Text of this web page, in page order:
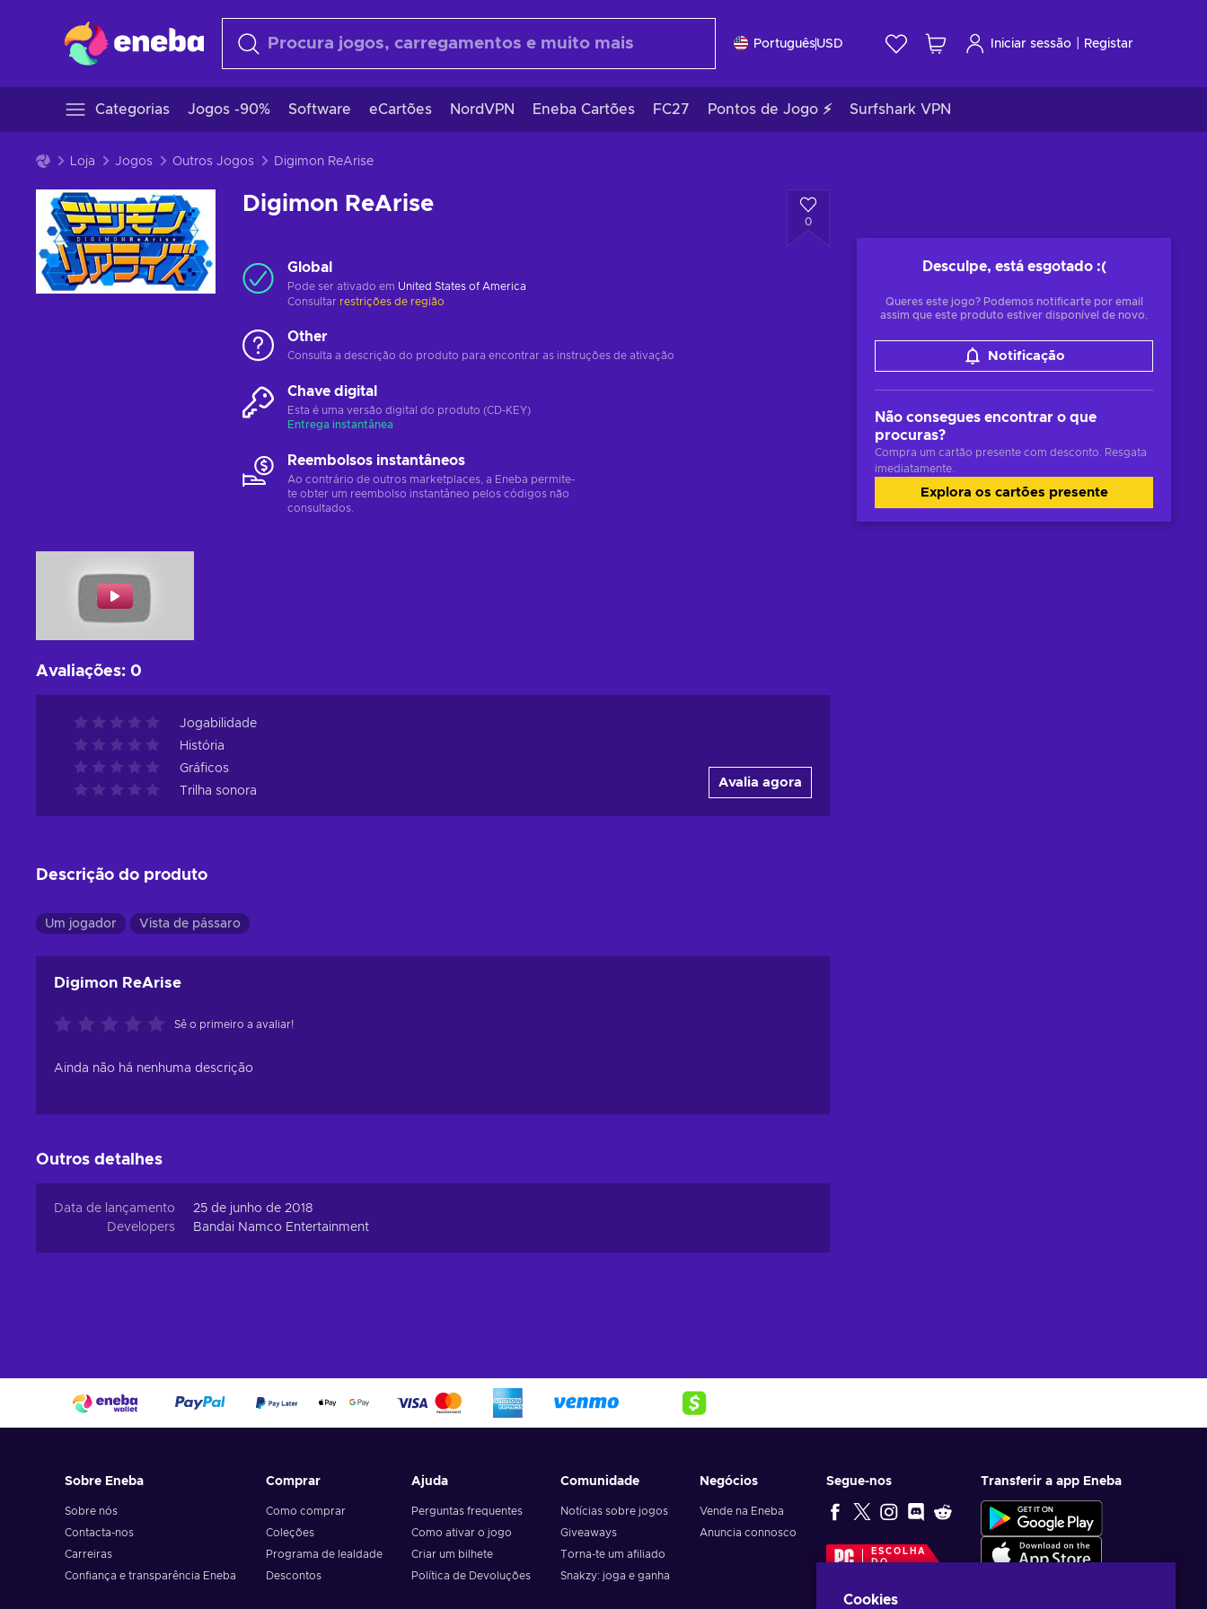
PortuguêsUSD Iniciar sessão Registar
Categorias Jogos -90% Software eCartões NordVPN Eneba Cartões FC27 Pontos de Jogo ⚡ Surfshark VPN
Loja Jogos Outros Jogos Digimon ReArise
Digimon ReArise
0
Desculpe, está esgotado :(
Queres este jogo? Podemos notificarte por email
assim que este produto estiver disponível de novo.
Notificação
Não consegues encontrar o que
procuras?
Compra um cartão presente com desconto. Resgata
imediatamente.
Explora os cartões presente
Global
Pode ser ativado em United States of America
Consultar restrições de região
Other
Consulta a descrição do produto para encontrar as instruções de ativação
Chave digital
Esta é uma versão digital do produto (CD-KEY)
Entrega instantânea
Reembolsos instantâneos
Ao contrário de outros marketplaces, a Eneba permite-
te obter um reembolso instantâneo pelos códigos não
consultados.
Avaliações: 0
Jogabilidade
História
Gráficos
Trilha sonora
Avalia agora
Descrição do produto
Um jogador Vista de pássaro
Digimon ReArise
Sê o primeiro a avaliar!
Ainda não há nenhuma descrição
Outros detalhes
Data de lançamento
25 de junho de 2018
Developers
Bandai Namco Entertainment
Sobre Eneba
Sobre nós
Contacta-nos
Carreiras
Confiança e transparência Eneba
Comprar
Como comprar
Coleções
Programa de lealdade
Descontos
Ajuda
Perguntas frequentes
Como ativar o jogo
Criar um bilhete
Política de Devoluções
Comunidade
Notícias sobre jogos
Giveaways
Torna-te um afiliado
Snakzy: joga e ganha
Negócios
Vende na Eneba
Anuncia connosco
Segue-nos
ESCOLHA
DO
Transferir a app Eneba
Cookies